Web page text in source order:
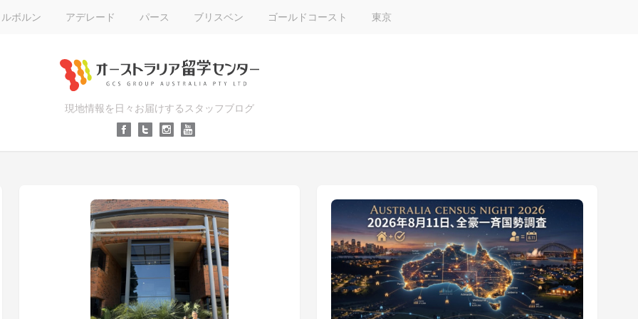
ボルン アデレード パース ブリスベン ゴールドコースト 東京
現地情報を日々お届けするスタッフブログ